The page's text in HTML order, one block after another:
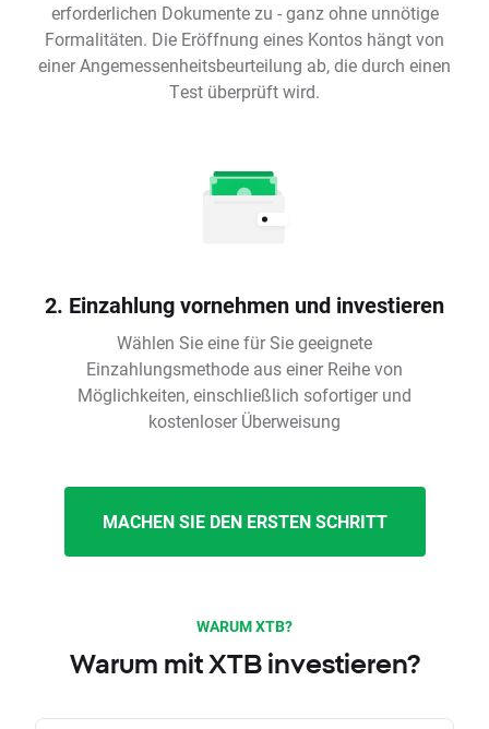
erforderlichen Dokumente zu - ganz ohne unnötige
Formalitäten. Die Eröffnung eines Kontos hängt von
einer Angemessenheitsbeurteilung ab, die durch einen
Test überprüft wird.
2. Einzahlung vornehmen und investieren
Wählen Sie eine für Sie geeignete
Einzahlungsmethode aus einer Reihe von
Möglichkeiten, einschließlich sofortiger und
kostenloser Überweisung
MACHEN SIE DEN ERSTEN SCHRITT
WARUM XTB?
Warum mit XTB investieren?